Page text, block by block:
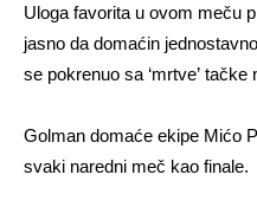
Uloga favorita u ovom meču
jasno da domaćin
se pokrenuo sa ‘mrtve’ tačke
Golman domaće ekipe Mićo
svaki naredni meč kao finale.